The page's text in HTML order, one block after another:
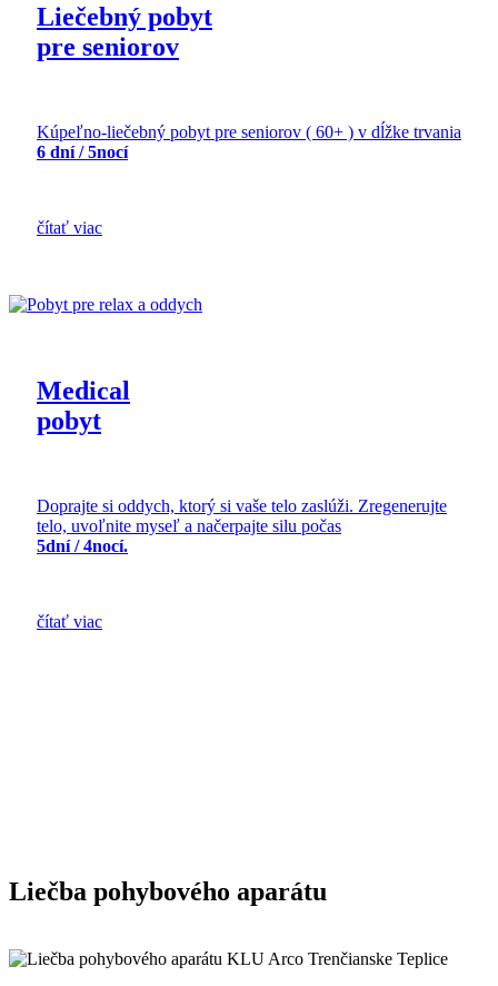
Liečebný pobyt
pre seniorov
Kúpeľno-liečebný pobyt pre seniorov ( 60+ ) v dĺžke trvania
6 dní / 5nocí
čítať viac
Medical
pobyt
Doprajte si oddych, ktorý si vaše telo zaslúži. Zregenerujte
telo, uvoľnite myseľ a načerpajte silu počas
5dní / 4nocí.
čítať viac
Liečba pohybového aparátu